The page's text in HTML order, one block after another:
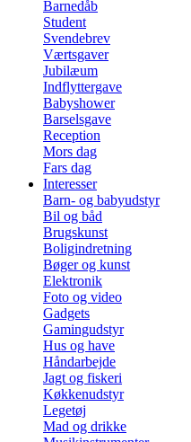
Barnedåb
Student
Svendebrev
Værtsgaver
Jubilæum
Indflyttergave
Babyshower
Barselsgave
Reception
Mors dag
Fars dag
Interesser
Barn- og babyudstyr
Bil og båd
Brugskunst
Boligindretning
Bøger og kunst
Elektronik
Foto og video
Gadgets
Gamingudstyr
Hus og have
Håndarbejde
Jagt og fiskeri
Køkkenudstyr
Legetøj
Mad og drikke